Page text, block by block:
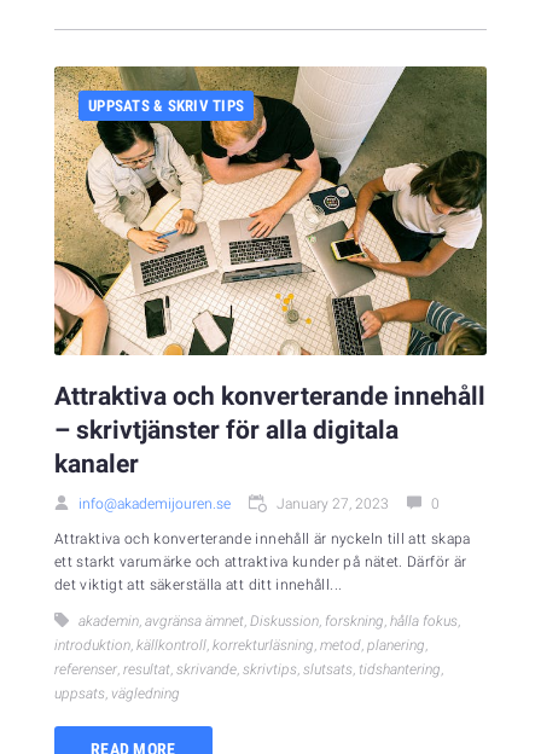
UPPSATS & SKRIV TIPS
Attraktiva och konverterande innehåll
– skrivtjänster för alla digitala
kanaler
info@akademijouren.se January 27, 2023 0
Attraktiva och konverterande innehåll är nyckeln till att skapa
ett starkt varumärke och attraktiva kunder på nätet. Därför är
det viktigt att säkerställa att ditt innehåll...
akademin avgränsa ämnet Diskussion forskning hålla fokus
introduktion källkontroll korrekturläsning metod planering
referenser resultat skrivande skrivtips slutsats tidshantering
uppsats vägledning
READ MORE